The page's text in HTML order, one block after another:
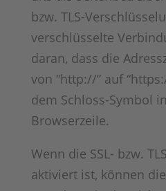
bzw. TLS-
verschlüsselte
daran, dass die
von “http://” auf
dem Schloss-Symbol
Browserzeile.
Wenn die SSL- bzw.
aktiviert ist, können